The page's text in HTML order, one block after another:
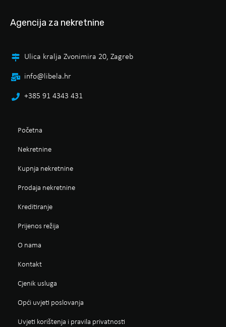
Agencija za nekretnine
Ulica kralja Zvonimira 20, Zagreb
info@libela.hr
+385 91 4343 431
Početna
Nekretnine
Kupnja nekretnine
Prodaja nekretnine
Kreditiranje
Prijenos režija
O nama
Kontakt
Cjenik usluga
Opći uvjeti poslovanja
Uvjeti korištenja i pravila privatnosti